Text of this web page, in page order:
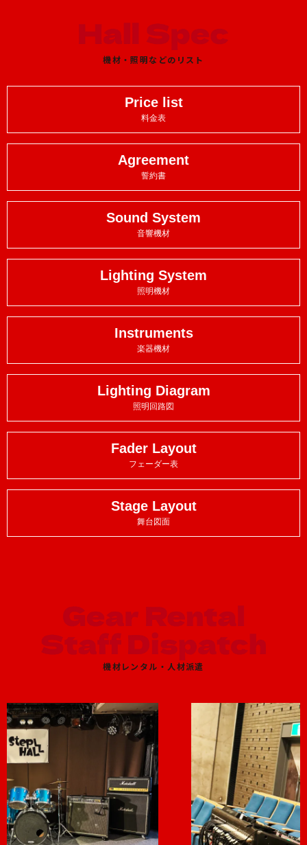
機材・照明などのリスト
Price list
料金表
Agreement
誓約書
Sound System
音響機材
Lighting System
照明機材
Instruments
楽器機材
Lighting Diagram
照明回路図
Fader Layout
フェーダー表
Stage Layout
舞台図面
機材レンタル・人材派遣